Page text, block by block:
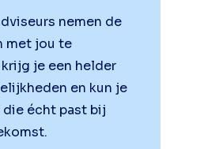
nemen de
met jou te
je een helder
en kun je
die écht past bij